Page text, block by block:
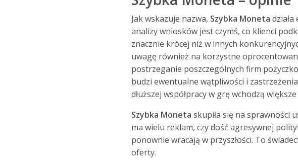
Jak wskazuje nazwa, Szybka Moneta
analizy wniosków jest czymś, co klienci
znacznie krócej niż w innych
uwagę również na korzystne
postrzeganie poszczególnych firm
budzi ewentualne wątpliwości i
dłuższej współpracy w grę wchodzą
Szybka Moneta skupiła się na sprawności
ma wielu reklam, czy dość agresywnej
ponownie wracają w przyszłości. To
oferty.